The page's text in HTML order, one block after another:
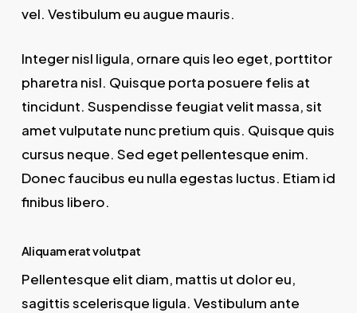
vel. Vestibulum eu augue mauris.
Integer nisl ligula, ornare quis leo eget, porttitor
pharetra nisl. Quisque porta posuere felis at
tincidunt. Suspendisse feugiat velit massa, sit
amet vulputate nunc pretium quis. Quisque quis
cursus neque. Sed eget pellentesque enim.
Donec faucibus eu nulla egestas luctus. Etiam id
finibus libero.
Aliquam erat volutpat
Pellentesque elit diam, mattis ut dolor eu,
sagittis scelerisque ligula. Vestibulum ante